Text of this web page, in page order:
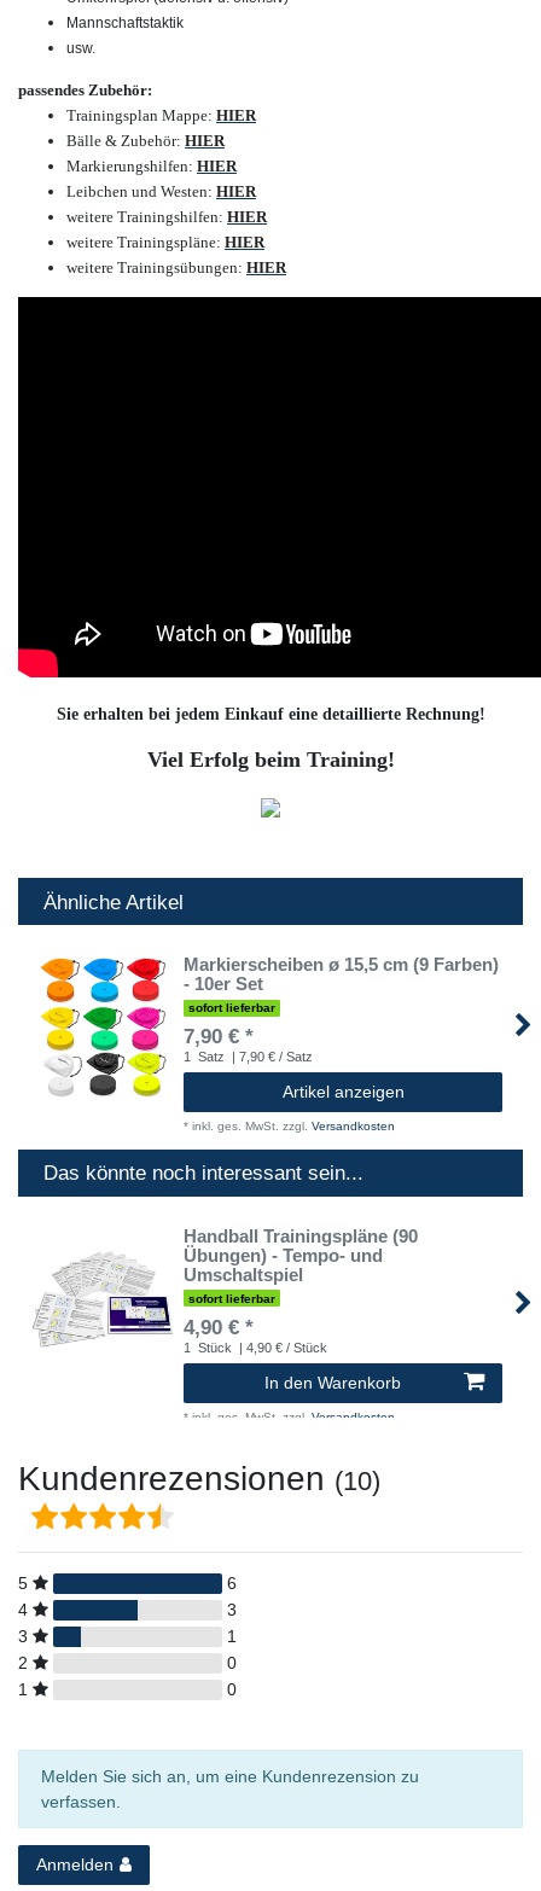
Mannschaftstaktik
usw.
passendes Zubehör:
Trainingsplan Mappe: HIER
Bälle & Zubehör: HIER
Markierungshilfen: HIER
Leibchen und Westen: HIER
weitere Trainingshilfen: HIER
weitere Trainingspläne: HIER
weitere Trainingsübungen: HIER
Sie erhalten bei jedem Einkauf eine detaillierte Rechnung!
Viel Erfolg beim Training!
Ähnliche Artikel
Markierscheiben ø 15,5 cm (9 Farben)
- 10er Set
sofort lieferbar
7,90 € *
1 Satz | 7,90 € / Satz
Artikel anzeigen
* inkl. ges. MwSt. zzgl. Versandkosten
Das könnte noch interessant sein...
Handball Trainingspläne (90
Übungen) - Tempo- und
Umschaltspiel
sofort lieferbar
4,90 € *
1 Stück | 4,90 € / Stück
In den Warenkorb
* inkl. ges. MwSt. zzgl. Versandkosten
Kundenrezensionen (10)
5
6
4
3
3
1
2
0
1
0
Melden Sie sich an, um eine Kundenrezension zu
verfassen.
Anmelden